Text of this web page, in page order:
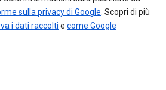
sulla privacy di Google. Scopri di più
i dati raccolti e come Google